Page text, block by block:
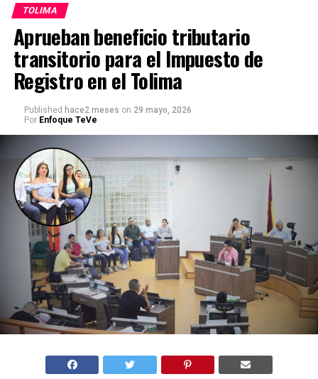
TOLIMA
Aprueban beneficio tributario
transitorio para el Impuesto de
Registro en el Tolima
Published hace2 meses on 29 mayo, 2026
Por Enfoque TeVe